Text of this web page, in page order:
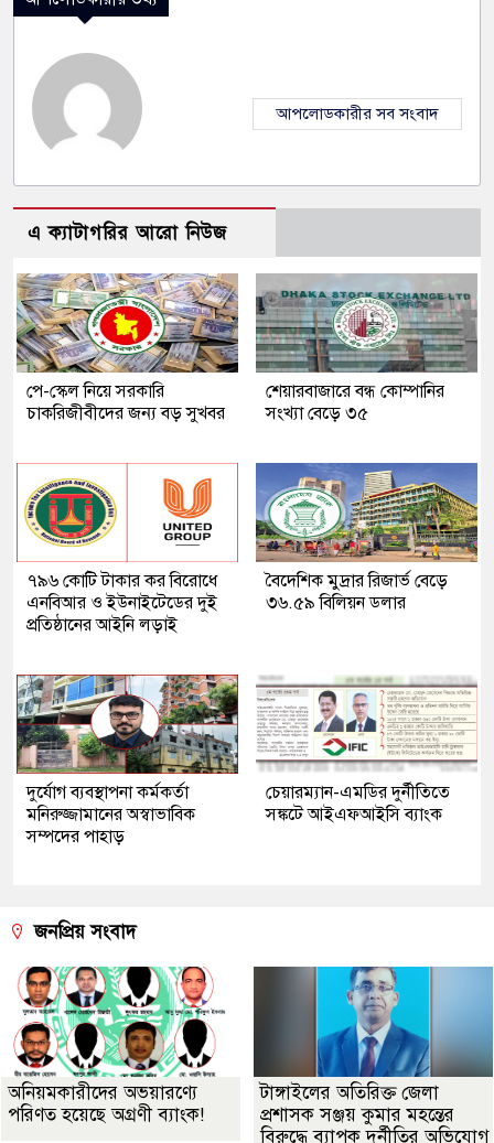
আপলোডকারীর সব সংবাদ
এ ক্যাটাগরির আরো নিউজ
পে-স্কেল নিয়ে সরকারি
চাকরিজীবীদের জন্য বড় সুখবর
শেয়ারবাজারে বন্ধ কোম্পানির
সংখ্যা বেড়ে ৩৫
৭৯৬ কোটি টাকার কর বিরোধে
এনবিআর ও ইউনাইটেডের দুই
প্রতিষ্ঠানের আইনি লড়াই
বৈদেশিক মুদ্রার রিজার্ভ বেড়ে
৩৬.৫৯ বিলিয়ন ডলার
দুর্যোগ ব্যবস্থাপনা কর্মকর্তা
মনিরুজ্জামানের অস্বাভাবিক
সম্পদের পাহাড়
চেয়ারম্যান-এমডির দুর্নীতিতে
সঙ্কটে আইএফআইসি ব্যাংক
জনপ্রিয় সংবাদ
অনিয়মকারীদের অভয়ারণ্যে
পরিণত হয়েছে অগ্রণী ব্যাংক!
টাঙ্গাইলের অতিরিক্ত জেলা
প্রশাসক সঞ্জয় কুমার মহন্তের
বিরুদ্ধে ব্যাপক দুর্নীতির অভিযোগ